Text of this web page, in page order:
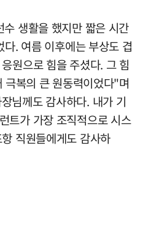
생활을 했지만 짧은 시간
. 여름 이후에는 부상도 겹
원으로 힘을 주셨다. 그 힘
복의 큰 원동력이었다"며
님께도 감사하다. 내가 기
트가 가장 조직적으로 시스
직원들에게도 감사하